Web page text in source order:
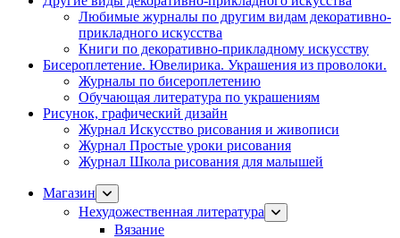
Любимые журналы по другим видам декоративно-
прикладного искусства
Книги по декоративно-прикладному искусству
Бисероплетение. Ювелирика. Украшения из проволоки.
Журналы по бисероплетению
Обучающая литература по украшениям
Рисунок, графический дизайн
Журнал Искусство рисования и живописи
Журнал Простые уроки рисования
Журнал Школа рисования для малышей
Магазин
Нехудожественная литература
Вязание